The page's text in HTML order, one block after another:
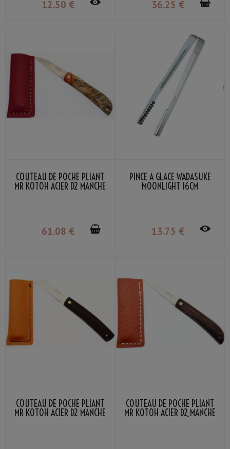
12.50 € 36.25 €
COUTEAU DE POCHE PLIANT
MR KOTOH ACIER D2 MANCHE
61.08 €
PINCE À GLACE WADASUKE
MOONLIGHT 16CM
13.75 €
COUTEAU DE POCHE PLIANT
MR KOTOH ACIER D2 MANCHE
COUTEAU DE POCHE PLIANT
MR KOTOH ACIER D2 MANCHE